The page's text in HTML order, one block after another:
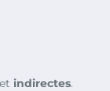
et indirectes.